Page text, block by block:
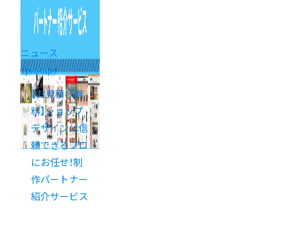
ニュース
（pickup）
【お見積り無
料】ショップ
デザインは信
頼できるプロ
にお任せ！制
作パートナー
紹介サービス